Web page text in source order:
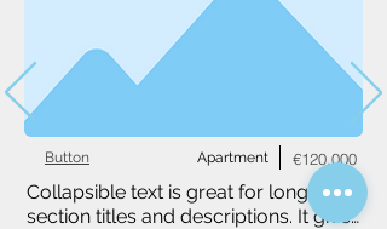
Apartment
Button €120,000
Collapsible text is great for longer
section titles and descriptions. It gives